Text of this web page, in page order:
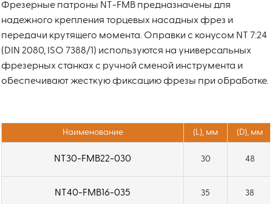
Фрезерные патроны NT-FMB предназначены для
надежного крепления торцевых насадных фрез и
передачи крутящего момента. Оправки с конусом NT 7:24
(DIN 2080, ISO 7388/1) используются на универсальных
фрезерных станках с ручной сменой инструмента и
обеспечивают жесткую фиксацию фрезы при обработке.
Наименование (L), мм (D), мм
NT30-FMB22-030 30 48
NT40-FMB16-035 35 38